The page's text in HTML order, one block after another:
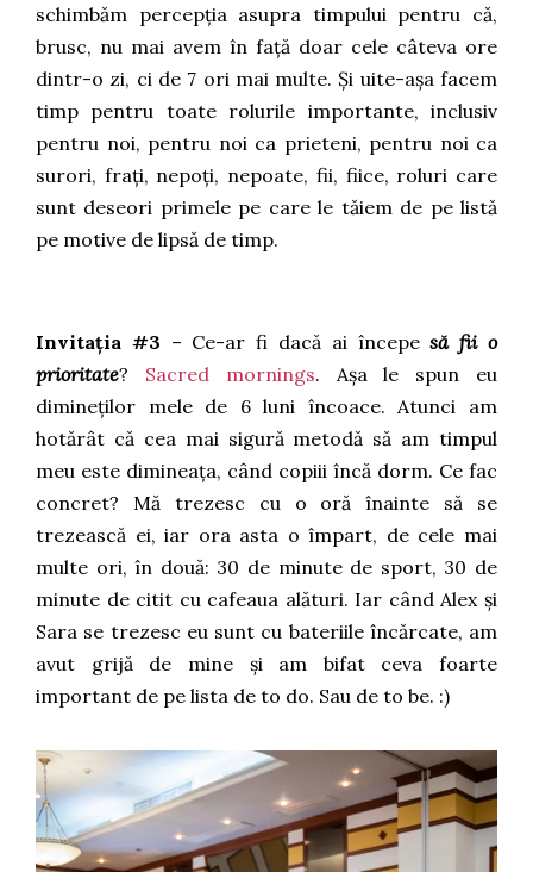
schimbăm percepția asupra timpului pentru că,
brusc, nu mai avem în față doar cele câteva ore
dintr-o zi, ci de 7 ori mai multe. Și uite-așa facem
timp pentru toate rolurile importante, inclusiv
pentru noi, pentru noi ca prieteni, pentru noi ca
surori, frați, nepoți, nepoate, fii, fiice, roluri care
sunt deseori primele pe care le tăiem de pe listă
pe motive de lipsă de timp.
Invitația #3 – Ce-ar fi dacă ai începesă fii o
prioritate? Sacred mornings. Așa le spun eu
dimineților mele de 6 luni încoace. Atunci am
hotărât că cea mai sigură metodă să am timpul
meu este dimineața, când copiii încă dorm. Ce fac
concret? Mă trezesc cu o oră înainte să se
trezească ei, iar ora asta o împart, de cele mai
multe ori, în două: 30 de minute de sport, 30 de
minute de citit cu cafeaua alături. Iar când Alex și
Sara se trezesc eu sunt cu bateriile încărcate, am
avut grijă de mine și am bifat ceva foarte
important de pe lista de to do. Sau de to be. :)